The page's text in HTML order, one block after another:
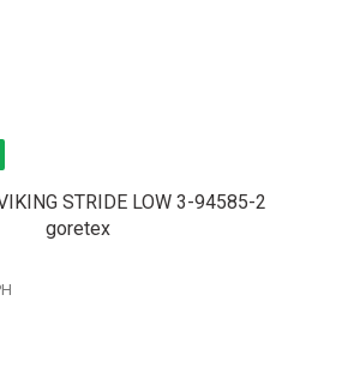
STRIDE LOW 3-94585-2
goretex